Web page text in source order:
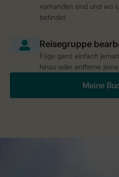
vorhanden sind und wo
befindet.
Füge ganz einfach
hinzu oder entferne
Meine